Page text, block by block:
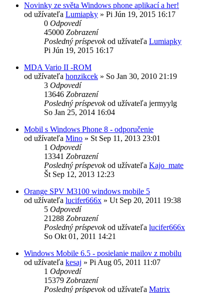
Novinky ze světa Windows phone aplikací a her!
od užívateľa Lumiapky » Pi Jún 19, 2015 16:17
0 Odpovedí
45000 Zobrazení
Posledný príspevokod užívateľa Lumiapky
Pi Jún 19, 2015 16:17
MDA Vario II -ROM
od užívateľa honzikcek » So Jan 30, 2010 21:19
3 Odpovedí
13646 Zobrazení
Posledný príspevokod užívateľa jermyylg
So Jan 25, 2014 16:04
Mobil s Windows Phone 8 - odporučenie
od užívateľa Mino » St Sep 11, 2013 23:01
1 Odpovedí
13341 Zobrazení
Posledný príspevokod užívateľa Kajo_mate
Št Sep 12, 2013 12:23
Orange SPV M3100 windows mobile 5
od užívateľa lucifer666x » Ut Sep 20, 2011 19:38
5 Odpovedí
21288 Zobrazení
Posledný príspevokod užívateľa lucifer666x
So Okt 01, 2011 14:21
Windows Mobile 6.5 - posielanie mailov z mobilu
od užívateľa kesaj » Pi Aug 05, 2011 11:07
1 Odpovedí
15379 Zobrazení
Posledný príspevokod užívateľa Matrix